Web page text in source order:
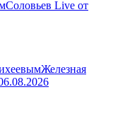
Соловьев Live от
Железная